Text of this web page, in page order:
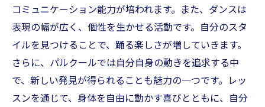
コミュニケーション能力が培われます。また、ダンスは
表現の幅が広く、個性を生かせる活動です。自分のスタ
イルを見つけることで、踊る楽しさが増していきます。
さらに、パルクールでは自分自身の動きを追求する中
で、新しい発見が得られることも魅力の一つです。レッ
スンを通じて、身体を自由に動かす喜びとともに、自分